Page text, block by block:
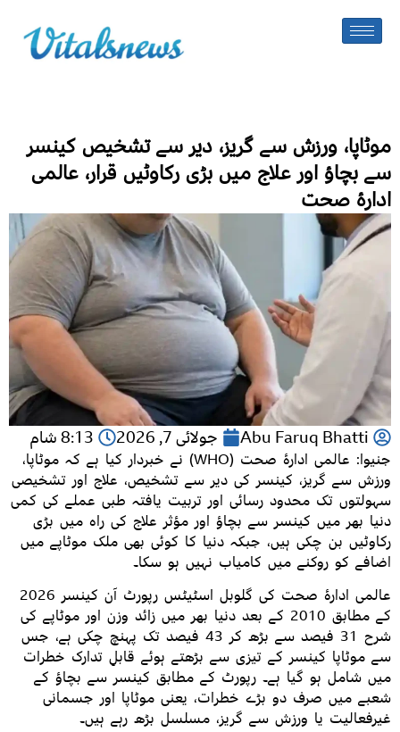
موٹاپا، ورزش سے گریز، دیر سے تشخیص کینسر
سے بچاؤ اور علاج میں بڑی رکاوٹیں قرار، عالمی
ادارۂ صحت
Abu Faruq Bhatti جولائی 7, 2026 8:13 شام
جنیوا: عالمی ادارۂ صحت (WHO) نے خبردار کیا ہے کہ موٹاپا،
ورزش سے گریز، کینسر کی دیر سے تشخیص، علاج اور تشخیصی
سہولتوں تک محدود رسائی اور تربیت یافتہ طبی عملے کی کمی
دنیا بھر میں کینسر سے بچاؤ اور مؤثر علاج کی راہ میں بڑی
رکاوٹیں بن چکی ہیں، جبکہ دنیا کا کوئی بھی ملک موٹاپے میں
اضافے کو روکنے میں کامیاب نہیں ہو سکا۔
عالمی ادارۂ صحت کی گلوبل اسٹیٹس رپورٹ آن کینسر 2026
کے مطابق 2010 کے بعد دنیا بھر میں زائد وزن اور موٹاپے کی
شرح 31 فیصد سے بڑھ کر 43 فیصد تک پہنچ چکی ہے، جس
سے موٹاپا کینسر کے تیزی سے بڑھتے ہوئے قابلِ تدارک خطرات
میں شامل ہو گیا ہے۔ رپورٹ کے مطابق کینسر سے بچاؤ کے
شعبے میں صرف دو بڑے خطرات، یعنی موٹاپا اور جسمانی
غیرفعالیت یا ورزش سے گریز، مسلسل بڑھ رہے ہیں۔